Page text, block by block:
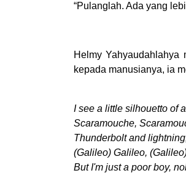
“Pulanglah. Ada yang
Helmy
kepada manusianya, ia
I see a little silhouetto of
Scaramouche,
Thunderbolt and
(Galileo) Galileo,
But I'm just a poor boy,